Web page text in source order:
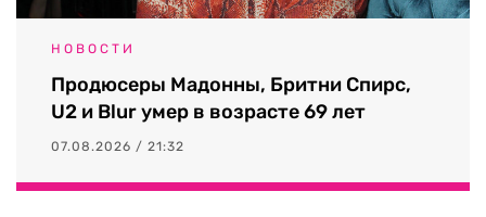
НОВОСТИ
Продюсеры Мадонны, Бритни Спирс,
U2 и Blur умер в возрасте 69 лет
07.08.2026 / 21:32